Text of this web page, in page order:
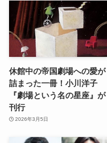
休館中の帝国劇場への愛が
詰まった一冊！小川洋子
『劇場という名の星座』が
刊行
2026年3月5日